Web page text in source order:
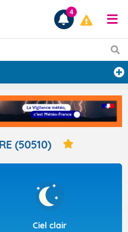
4
(50510)
Ciel clair